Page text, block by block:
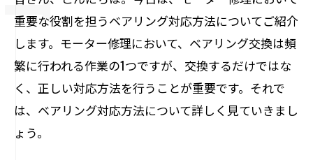
重要な役割を担うベアリング対応方法についてご紹介
します。モーター修理において、ベアリング交換は頻
繁に行われる作業の1つですが、交換するだけではな
く、正しい対応方法を行うことが重要です。それで
は、ベアリング対応方法について詳しく見ていきまし
ょう。